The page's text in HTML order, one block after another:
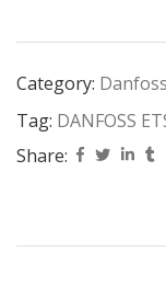
Category: Danfoss
Tag: DANFOSS
Share: